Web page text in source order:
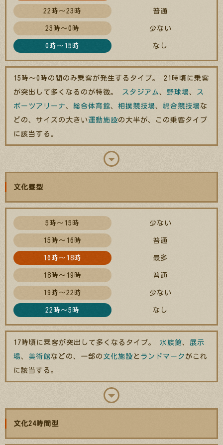
22時～23時 普通
23時～0時 少ない
0時～15時 なし
15時～0時の間のみ乗客が発生するタイプ。 21時頃に乗客
が突出して多くなるのが特徴。 スタジアム、 野球場、 ス
ポーツアリーナ、総合体育館、相撲競技場、総合競技場な
どの、サイズの大きい運動施設の大半が、この乗客タイプ
に該当する。
文化昼型
5時～15時 少ない
15時～16時 普通
16時～18時 最多
18時～19時 普通
19時～22時 少ない
22時～5時 なし
17時頃に乗客が突出して多くなるタイプ。水族館、 展示
場、 美術館などの、一部の 文化施設 と ランドマーク がこれ
に該当する。
文化24時間型